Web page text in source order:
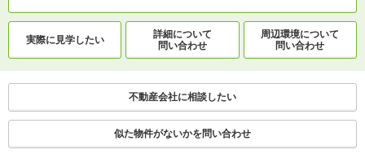
詳細について
問い合わせ
間取り・設備を
問い合わせ
不動産会社に相談したい
電話で問い合わせ
実際に見学したい
詳細について
問い合わせ
周辺環境について
問い合わせ
不動産会社に相談したい
似た物件がないかを問い合わせ